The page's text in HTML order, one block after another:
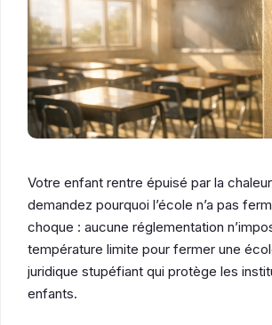
Votre enfant rentre épuisé par la
demandez pourquoi l’école n’a pas
choque : aucune réglementation
température limite pour fermer une
juridique stupéfiant qui protège les
enfants.